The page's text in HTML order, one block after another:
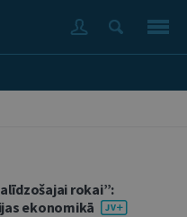
rokai”:
ekonomikā